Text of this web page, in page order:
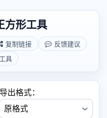
方形工具
复制链接
反馈建议
具
导出格式：